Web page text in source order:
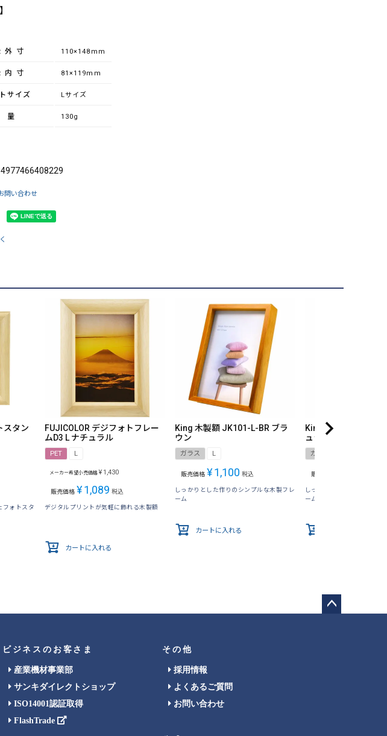
外寸 110×148mm
内寸 81×119mm
サイズ Lサイズ
量 130g
問い合わせ
スタン
フォトスタ
FUJICOLOR デジフォトフレー
ムD3 L ナチュラル
PET L
メーカー希望小売価格 ¥ 1,430
販売価格 ¥1,089 税込
デジタルプリントが気軽に飾れる木製額
カートに入れる
King 木製額 JK101-L-BR ブラ
ウン
ガラス L
販売価格 ¥1,100 税込
しっかりとした作りのシンプルな木製フレ
ーム
カートに入れる
King 木製額 JK101-
ュラル
ガラス
販売価格
しっかりとした作りのシン
ーム
ビジネスのお客さま
産業機材事業部
サンキダイレクトショップ
ISO14001認証取得
FlashTrade
その他
採用情報
よくあるご質問
お問い合わせ